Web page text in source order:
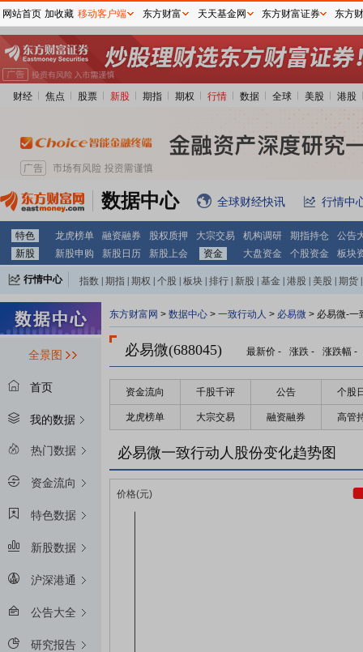
财经 焦点 股票 新股 期指 期权 行情 数据 全球 美股 港股
数据中心 全球财经快讯 行情中
特色 龙虎榜单 融资融券 股权质押 大宗交易 机构调研 期指持仓
公告
新股
新股申购 新股日历 新股上会 资金 大盘资金 个股资金 板块
行情中心 指数 期指 期权 个股 板块 排行 新股 基金 港股 美股 期货
全景图
首页
我的数据
热门数据
资金流向
特色数据
新股数据
沪深港通
公告大全
研究报告
东方财富网 > 数据中心 > 一致行动人 > 必易微 > 必易微-一
必易微(688045) 最新价 - 涨跌 - 涨跌幅 -
资金流向 千股千评 公告 个股
龙虎榜单 大宗交易 融资融券 高管
必易微一致行动人股份变化趋势图
网站首页 加收藏 移动客户端 东方财富 天天基金网 东方财富证券 东方